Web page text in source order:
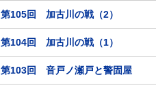
第105回 加古川の戦（2）
第104回 加古川の戦（1）
第103回 音戸ノ瀬戸と警固屋